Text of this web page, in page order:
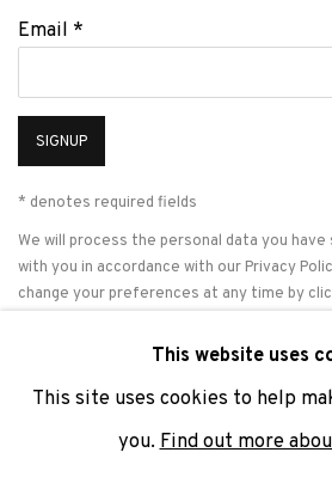
Email *
SIGNUP
* denotes required fields
We will process the personal data you
with you in accordance with our Privacy
change your preferences at any time by
PRIVACY POLICY COOKIE POLICY
COPYRIGHT © 2026 ADN GALERIA. SITE BY
This website uses
This site uses cookies to help
you. Find out more